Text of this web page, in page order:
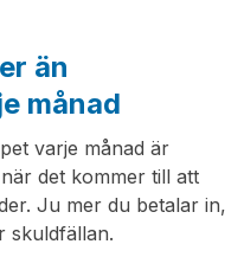
än
månad
varje månad är
det kommer till att
Ju mer du betalar in,
skuldfällan.